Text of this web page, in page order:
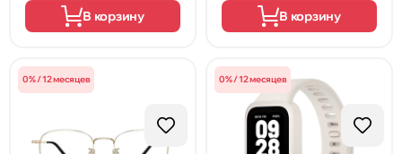
В корзину В корзину
0% / 12 месяцев 0% / 12 месяцев